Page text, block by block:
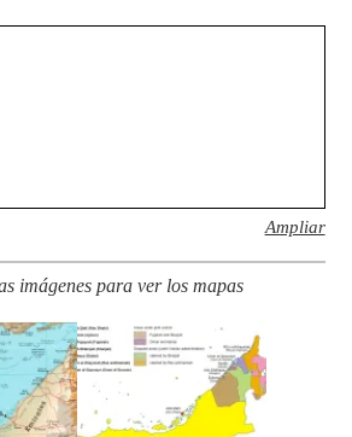
Ampliar
imágenes para ver los mapas